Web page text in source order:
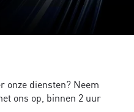
onze diensten? Neem
ons op, binnen 2 uur